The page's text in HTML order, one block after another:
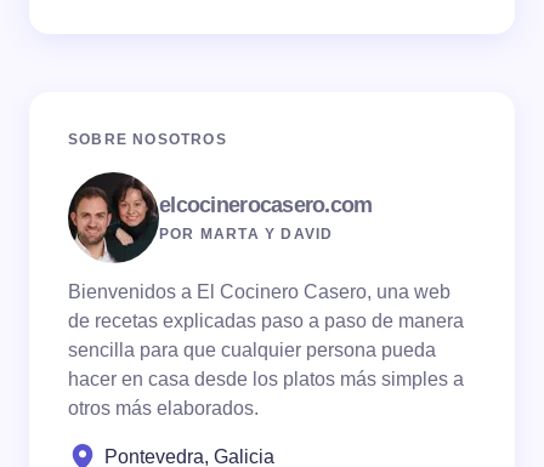
SOBRE NOSOTROS
elcocinerocasero.com
POR MARTA Y DAVID
Bienvenidos a El Cocinero Casero, una web
de recetas explicadas paso a paso de manera
sencilla para que cualquier persona pueda
hacer en casa desde los platos más simples a
otros más elaborados.
Pontevedra, Galicia